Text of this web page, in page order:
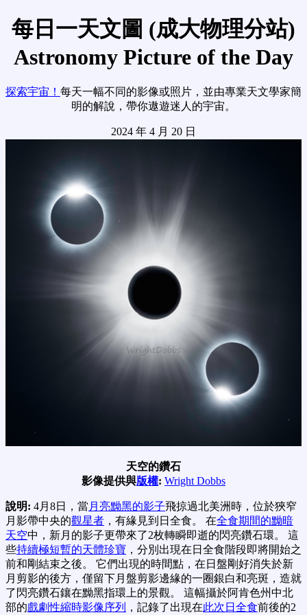
每日一天文圖 (成大物理分站)
Astronomy Picture of the Day
探索宇宙！ 每天一幅不同的影像或照片，並由專業天文學家簡
明的解說，帶你遨遊迷人的宇宙。
2024 年 4 月 20 日
天空的鑽石
影像提供與版權: Wright Dobbs
說明: 4月8日，當 月亮黝黑的影子飛掠過北美洲時，位於狹窄
月影帶中央的觀星者 ，有緣見到日全食。 在全食期間的黝暗
天空中，新月的影子更帶來了2枚轉瞬即逝的閃亮鑽石環。 這
些持續極短暫的天體珍寶 ，分別出現在日全食階段即將開始之
前和剛結束之後。 它們出現的時間點，在日盤剛好消失於新
月剪影的後方，僅留下月盤剪影邊緣的一圈銀白和亮斑，造就
了閃亮鑽石鑲在黝黑指環上的景觀。 這幅攝於阿肯色州中北
部的戲劇性縮時影像序列 ，記錄了出現在此次日全食前後的2